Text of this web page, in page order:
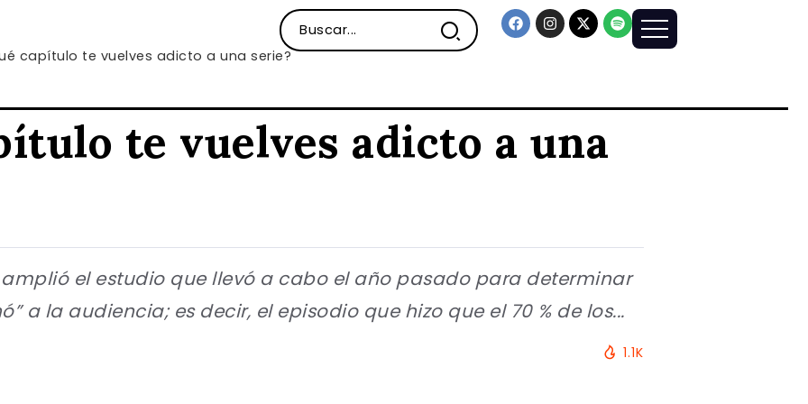
capítulo te vuelves adicto a una serie?
te vuelves adicto a una
amplió el estudio que llevó a cabo el año pasado para determinar
a la audiencia; es decir, el episodio que hizo que el 70 % de los...
1.1K